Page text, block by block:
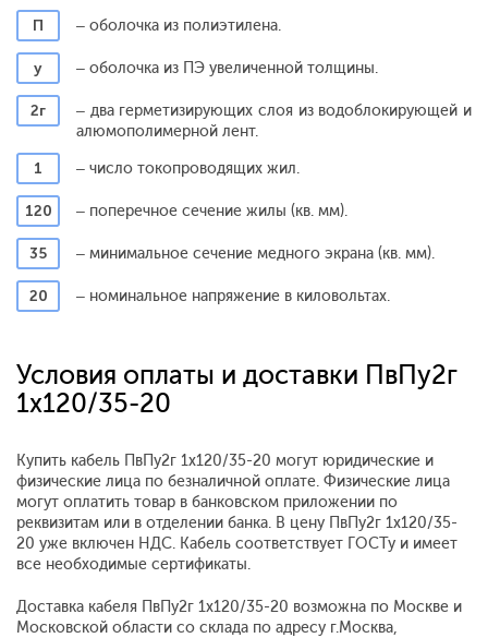
П – оболочка из полиэтилена.
у – оболочка из ПЭ увеличенной толщины.
2г
– два герметизирующих слоя из водоблокирующей и
алюмополимерной лент.
1
– число токопроводящих жил.
120 – поперечное сечение жилы (кв. мм).
35 – минимальное сечение медного экрана (кв. мм).
20 – номинальное напряжение в киловольтах.
Условия оплаты и доставки ПвПу2г
1x120/35-20
Купить кабель ПвПу2г 1x120/35-20 могут юридические и
физические лица по безналичной оплате. Физические лица
могут оплатить товар в банковском приложении по
реквизитам или в отделении банка. В цену ПвПу2г 1x120/35-
20 уже включен НДС. Кабель соответствует ГОСТу и имеет
все необходимые сертификаты.
Доставка кабеля ПвПу2г 1x120/35-20 возможна по Москве и
Московской области со склада по адресу г.Москва,